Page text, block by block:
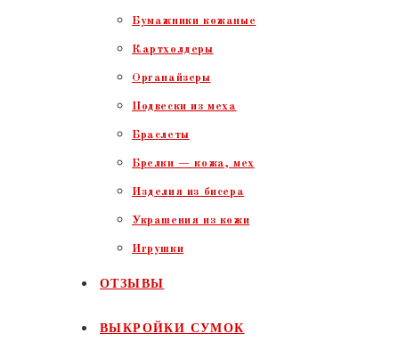
Бумажники кожаные
Картхолдеры
Органайзеры
Подвески из меха
Браслеты
Брелки — кожа, мех
Изделия из бисера
Украшения из кожи
Игрушки
ОТЗЫВЫ
ВЫКРОЙКИ СУМОК